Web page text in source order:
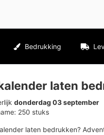
Bedrukking
laten
donderdag 03 september
250 stuks
laten bedrukken?